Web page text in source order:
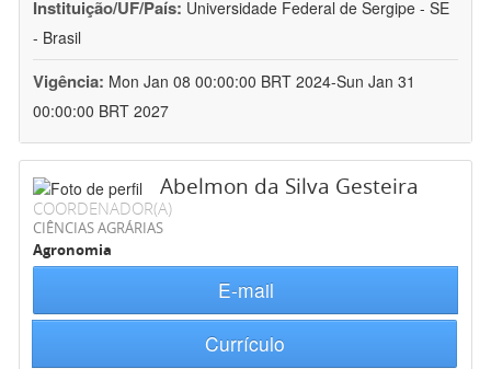
Instituição/UF/País: Universidade Federal de Sergipe - SE
- Brasil
Vigência: Mon Jan 08 00:00:00 BRT 2024-Sun Jan 31
00:00:00 BRT 2027
Abelmon da Silva Gesteira
COORDENADOR(A)
CIÊNCIAS AGRÁRIAS
Agronomia
E-mail
Currículo